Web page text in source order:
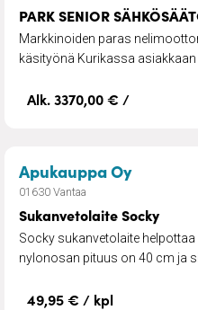
PARK SENIOR
Markkinoiden paras
käsityönä Kurikassa asiakkaan
Alk. 3370,00 € /
Apukauppa Oy–
01630 Vantaa
Sukanvetolaite Socky
Socky sukanvetolaite
nylonosan pituus on 40 cm ja
49,95 € / kpl